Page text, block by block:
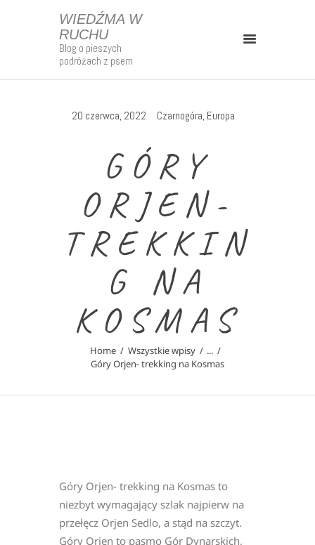
WIEDŹMA W
RUCHU
Blog o pieszych
podróżach z psem
20 czerwca, 2022 Czarnogóra, Europa
GÓRY
ORJEN-
TREKKIN
G NA
KOSMAS
Home Wszystkie wpisy
...
Góry Orjen- trekking na Kosmas
WIEDŹMA W RUCHU
Blog o pieszych podróżach z psem
Kontakt
Szlaki Długodystansowe
Polska
Europa
Góry Orjen- trekking na Kosmas to
niezbyt wymagający szlak najpierw na
przełęcz Orjen Sedlo, a stąd na szczyt.
Góry Orjen to pasmo Gór Dynarskich,